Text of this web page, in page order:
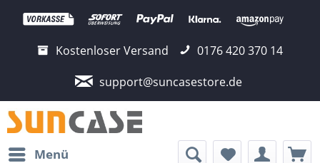
Kostenloser Versand
0176 420 370 14
support@suncasestore.de
Menü